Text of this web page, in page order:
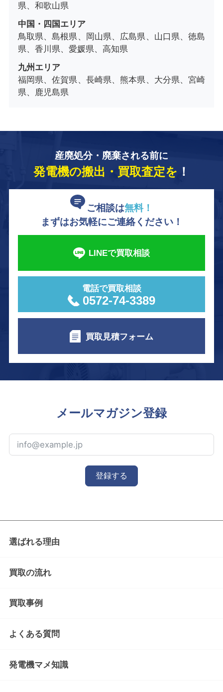
県、和歌山県
中国・四国エリア
鳥取県、島根県、岡山県、広島県、山口県、徳島
県、香川県、愛媛県、高知県
九州エリア
福岡県、佐賀県、長崎県、熊本県、大分県、宮崎
県、鹿児島県
産廃処分・廃棄される前に
発電機の搬出・買取査定を ！
ご相談は無料！
まずはお気軽にご連絡ください！
LINEで買取相談
電話で買取相談
0572-74-3389
買取見積フォーム
メールマガジン登録
登録する
選ばれる理由
買取の流れ
買取事例
よくある質問
発電機マメ知識